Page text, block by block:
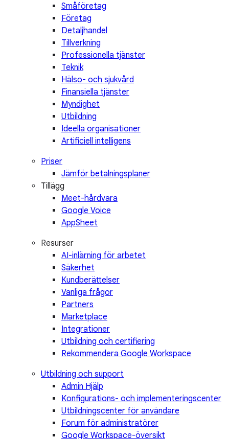
Småföretag
Företag
Detaljhandel
Tillverkning
Professionella tjänster
Teknik
Hälso- och sjukvård
Finansiella tjänster
Myndighet
Utbildning
Ideella organisationer
Artificiell intelligens
Priser
Jämför betalningsplaner
Tillägg
Meet-hårdvara
Google Voice
AppSheet
Resurser
AI-inlärning för arbetet
Säkerhet
Kundberättelser
Vanliga frågor
Partners
Marketplace
Integrationer
Utbildning och certifiering
Rekommendera Google Workspace
Utbildning och support
Admin Hjälp
Konfigurations- och implementeringscenter
Utbildningscenter för användare
Forum för administratörer
Google Workspace-översikt